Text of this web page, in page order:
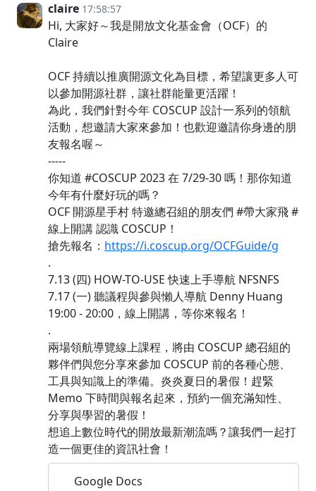
claire 17:58:57
Hi, 大家好～我是開放文化基金會（OCF）的
Claire
OCF 持續以推廣開源文化為目標，希望讓更多人可
以參加開源社群，讓社群能量更活躍！
為此，我們針對今年 COSCUP 設計一系列的領航
活動，想邀請大家來參加！也歡迎邀請你身邊的朋
友報名喔～
-----
你知道 #COSCUP 2023 在 7/29-30 嗎！那你知道
今年有什麼好玩的嗎？
OCF 開源星手村 特邀總召組的朋友們 #帶大家飛 #
線上開講 認識 COSCUP！
搶先報名： https://i.coscup.org/OCFGuide/g
.
7.13 (四) HOW-TO-USE 快速上手導航 NFSNFS
7.17 (一) 聽議程與參與懶人導航 Denny Huang
19:00 - 20:00，線上開講，等你來報名！
.
兩場領航導覽線上課程，將由 COSCUP 總召組的
夥伴們與您分享來參加 COSCUP 前的各種心態、
工具與知識上的準備。炎炎夏日的暑假！趕緊
Memo 下時間與報名起來，預約一個充滿知性、
分享與學習的暑假！
想追上數位時代的開放最新潮流嗎？讓我們一起打
造一個更佳的資訊社會！
Google Docs